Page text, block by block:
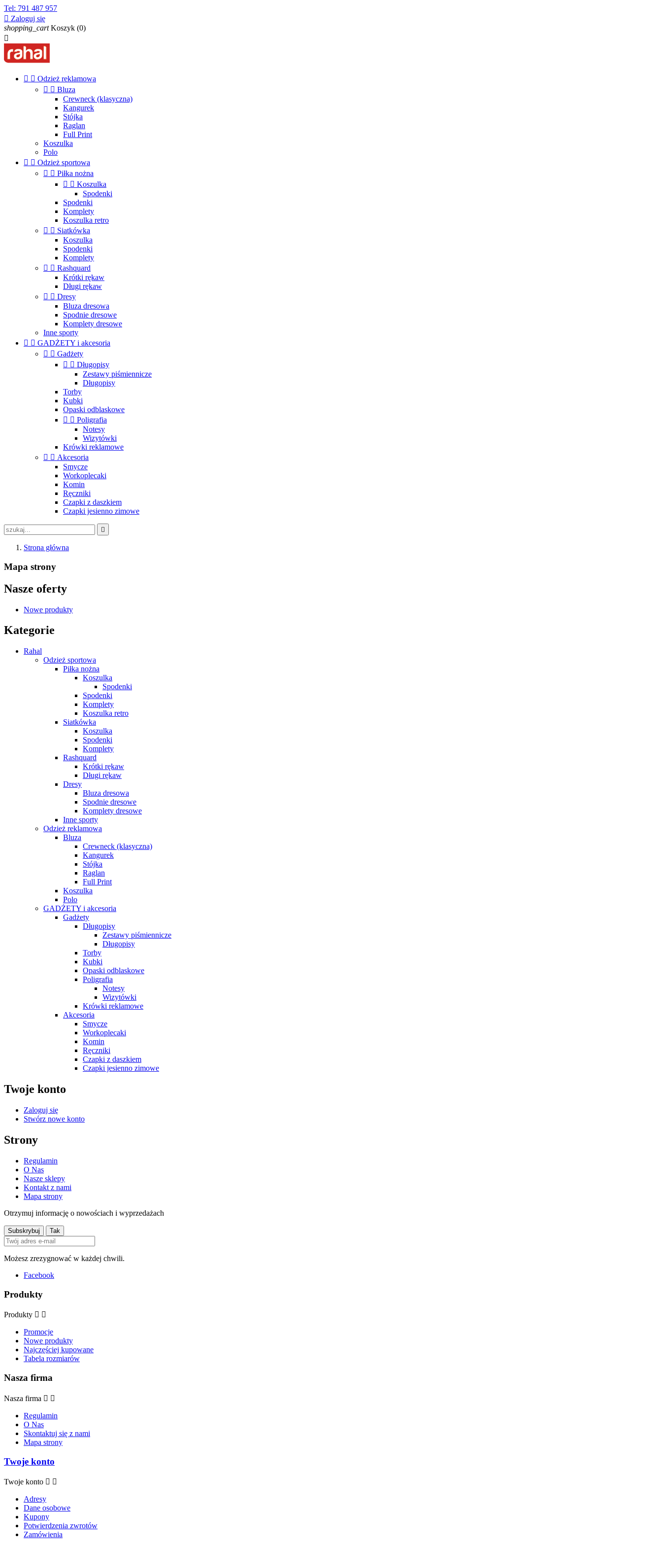
Tel: 791 487 957
 Zaloguj się
shopping_cart Koszyk (0)

  Odzież reklamowa
  Bluza
Crewneck (klasyczna)
Kangurek
Stójka
Raglan
Full Print
Koszulka
Polo
  Odzież sportowa
  Piłka nożna
  Koszulka
Spodenki
Spodenki
Komplety
Koszulka retro
  Siatkówka
Koszulka
Spodenki
Komplety
  Rashquard
Krótki rękaw
Długi rękaw
  Dresy
Bluza dresowa
Spodnie dresowe
Komplety dresowe
Inne sporty
  GADŻETY i akcesoria
  Gadżety
  Długopisy
Zestawy piśmiennicze
Długopisy
Torby
Kubki
Opaski odblaskowe
  Poligrafia
Notesy
Wizytówki
Krówki reklamowe
  Akcesoria
Smycze
Workoplecaki
Komin
Ręczniki
Czapki z daszkiem
Czapki jesienno zimowe

Strona główna
Mapa strony
Nasze oferty
Nowe produkty
Kategorie
Rahal
Odzież sportowa
Piłka nożna
Koszulka
Spodenki
Spodenki
Komplety
Koszulka retro
Siatkówka
Koszulka
Spodenki
Komplety
Rashquard
Krótki rękaw
Długi rękaw
Dresy
Bluza dresowa
Spodnie dresowe
Komplety dresowe
Inne sporty
Odzież reklamowa
Bluza
Crewneck (klasyczna)
Kangurek
Stójka
Raglan
Full Print
Koszulka
Polo
GADŻETY i akcesoria
Gadżety
Długopisy
Zestawy piśmiennicze
Długopisy
Torby
Kubki
Opaski odblaskowe
Poligrafia
Notesy
Wizytówki
Krówki reklamowe
Akcesoria
Smycze
Workoplecaki
Komin
Ręczniki
Czapki z daszkiem
Czapki jesienno zimowe
Twoje konto
Zaloguj się
Stwórz nowe konto
Strony
Regulamin
O Nas
Nasze sklepy
Kontakt z nami
Mapa strony
Otrzymuj informację o nowościach i wyprzedażach
Możesz zrezygnować w każdej chwili.
Facebook
Produkty
Produkty  
Promocje
Nowe produkty
Najczęściej kupowane
Tabela rozmiarów
Nasza firma
Nasza firma  
Regulamin
O Nas
Skontaktuj się z nami
Mapa strony
Twoje konto
Twoje konto  
Adresy
Dane osobowe
Kupony
Potwierdzenia zwrotów
Zamówienia